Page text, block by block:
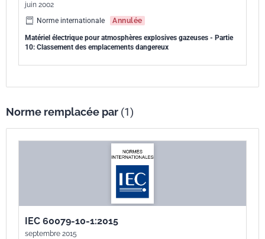
une révision technique. Les principales modifications techniques
suivantes ont été apportées par rapport à l'édition précédente:
- introduction de l'Annexe D qui traite du danger d'explosion du
brouillard inflammable généré par l'échappement sous pression de
juin 2002
Norme internationale
Annulée
Matériel électrique pour atmosphères explosives gazeuses - Partie
10: Classement des emplacements dangereux
Norme remplacée par (1)
IEC 60079-10-1:2015
septembre 2015